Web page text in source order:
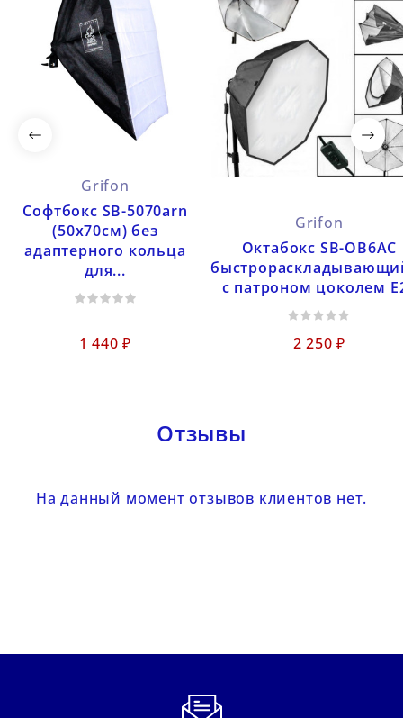
Grifon
Софтбокс SB-5070arn
(50х70см) без
адаптерного кольца
для...
1 440 ₽
Grifon
Октабокс SB-OB6AC
с патроном цоколем
2 250 ₽
Отзывы
На данный момент отзывов клиентов нет.